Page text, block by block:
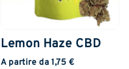
Lemon Haze CBD
A partire da 1,75 €